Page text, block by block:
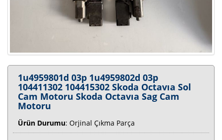
1u4959801d 03p 1u4959802d 03p
104411302 104415302 Skoda Octavıa Sol
Cam Motoru Skoda Octavıa Sag Cam
Motoru
Ürün Durumu: Orjinal Çıkma Parça